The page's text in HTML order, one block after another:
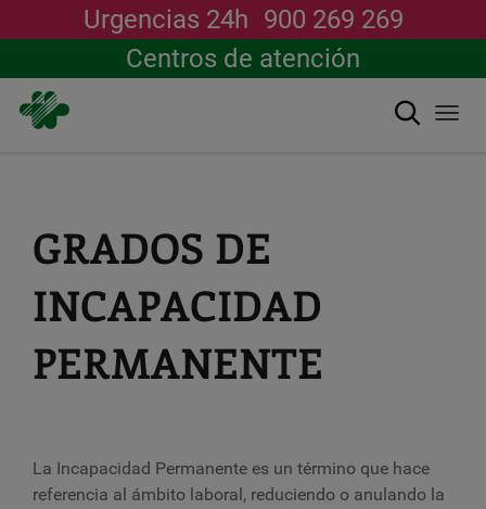
Urgencias 24h 900 269 269
Centros de atención
Buscar
GRADOS DE
INCAPACIDAD
PERMANENTE
La Incapacidad Permanente es un término que hace
referencia al ámbito laboral, reduciendo o anulando la